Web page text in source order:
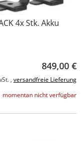
4x Stk. Akku
849,00 €
, versandfreie Lieferung
momentan nicht verfügbar